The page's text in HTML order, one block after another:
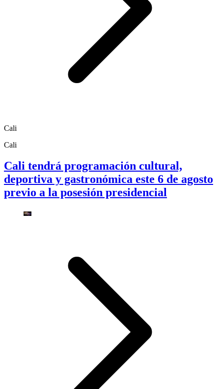
Cali
Cali
Cali tendrá programación cultural,
deportiva y gastronómica este 6 de agosto
previo a la posesión presidencial